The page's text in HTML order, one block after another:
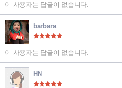
이 사용자는 답글이 없습니다.
barbara
이 사용자는 답글이 없습니다.
HN